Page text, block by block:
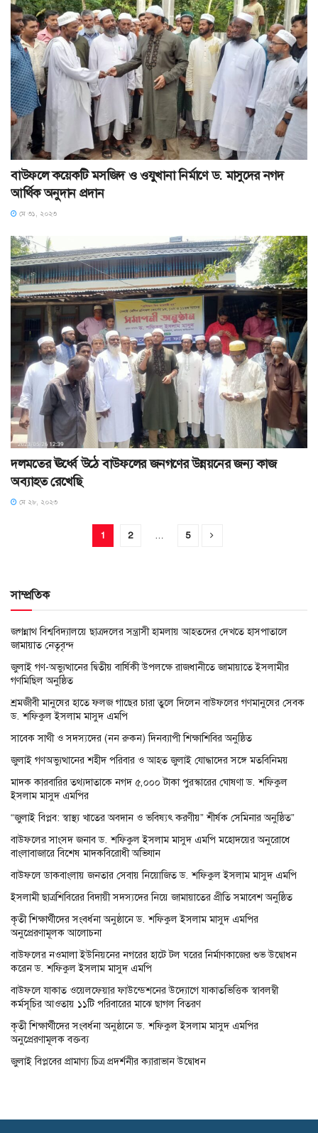
বাউফলে কয়েকটি মসজিদ ও ওযুখানা নির্মাণে ড. মাসুদের নগদ
আর্থিক অনুদান প্রদান
মে ৩১, ২০২৩
দলমতের ঊর্ধ্বে উঠে বাউফলের জনগণের উন্নয়নের জন্য কাজ
অব্যাহত রেখেছি
মে ২৮, ২০২৩
1 2 … 5
সাম্প্রতিক
জগন্নাথ বিশ্ববিদ্যালয়ে ছাত্রদলের সন্ত্রাসী হামলায় আহতদের দেখতে হাসপাতালে
জামায়াত নেতৃবৃন্দ
জুলাই গণ-অভ্যুত্থানের দ্বিতীয় বার্ষিকী উপলক্ষে রাজধানীতে জামায়াতে ইসলামীর
গণমিছিল অনুষ্ঠিত
শ্রমজীবী মানুষের হাতে ফলজ গাছের চারা তুলে দিলেন বাউফলের গণমানুষের সেবক
ড. শফিকুল ইসলাম মাসুদ এমপি
সাবেক সাথী ও সদস্যদের (নন রুকন) দিনব্যাপী শিক্ষাশিবির অনুষ্ঠিত
জুলাই গণঅভ্যুত্থানের শহীদ পরিবার ও আহত জুলাই যোদ্ধাদের সঙ্গে মতবিনিময়
মাদক কারবারির তথ্যদাতাকে নগদ ৫,০০০ টাকা পুরস্কারের ঘোষণা ড. শফিকুল
ইসলাম মাসুদ এমপির
“জুলাই বিপ্লব: স্বাস্থ্য খাতের অবদান ও ভবিষ্যৎ করণীয়” শীর্ষক সেমিনার অনুষ্ঠিত”
বাউফলের সাংসদ জনাব ড. শফিকুল ইসলাম মাসুদ এমপি মহোদয়ের অনুরোধে
বাংলাবাজারে বিশেষ মাদকবিরোধী অভিযান
বাউফলে ডাকবাংলায় জনতার সেবায় নিয়োজিত ড. শফিকুল ইসলাম মাসুদ এমপি
ইসলামী ছাত্রশিবিরের বিদায়ী সদস্যদের নিয়ে জামায়াতের প্রীতি সমাবেশ অনুষ্ঠিত
কৃতী শিক্ষার্থীদের সংবর্ধনা অনুষ্ঠানে ড. শফিকুল ইসলাম মাসুদ এমপির
অনুপ্রেরণামূলক আলোচনা
বাউফলের নওমালা ইউনিয়নের নগরের হাটে টল ঘরের নির্মাণকাজের শুভ উদ্বোধন
করেন ড. শফিকুল ইসলাম মাসুদ এমপি
বাউফলে যাকাত ওয়েলফেয়ার ফাউন্ডেশনের উদ্যোগে যাকাতভিত্তিক স্বাবলম্বী
কর্মসূচির আওতায় ১১টি পরিবারের মাঝে ছাগল বিতরণ
কৃতী শিক্ষার্থীদের সংবর্ধনা অনুষ্ঠানে ড. শফিকুল ইসলাম মাসুদ এমপির
অনুপ্রেরণামূলক বক্তব্য
জুলাই বিপ্লবের প্রামাণ্য চিত্র প্রদর্শনীর ক্যারাভান উদ্বোধন